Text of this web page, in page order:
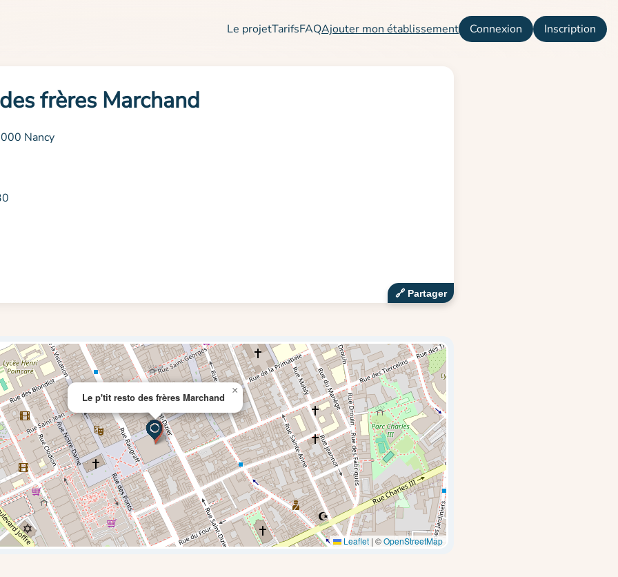
Le projetTarifsFAQAjouter mon établissement Connexion Inscription
frères Marchand
Nancy
🔗‍️ Partager
Le p'tit resto des frères Marchand
×
Leaflet | ©OpenStreetMap